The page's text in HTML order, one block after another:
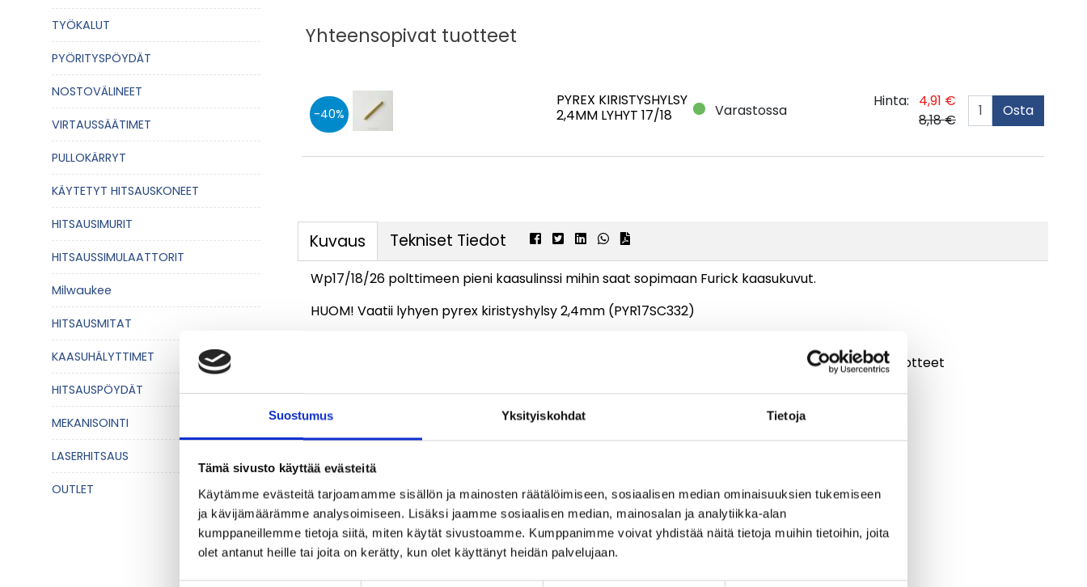
Suostumus Yksityiskohdat Tietoja
Tämä sivusto käyttää evästeitä
Käytämme evästeitä tarjoamamme sisällön ja mainosten räätälöimiseen, sosiaalisen median ominaisuuksien tukemiseen
ja kävijämäärämme analysoimiseen. Lisäksi jaamme sosiaalisen median, mainosalan ja analytiikka-alan
kumppaneillemme tietoja siitä, miten käytät sivustoamme. Kumppanimme voivat yhdistää näitä tietoja muihin tietoihin, joita
olet antanut heille tai joita on kerätty, kun olet käyttänyt heidän palvelujaan.
TYÖKALUT
PYÖRITYSPÖYDÄT
NOSTOVÄLINEET
VIRTAUSSÄÄTIMET
PULLOKÄRRYT
KÄYTETYT HITSAUSKONEET
HITSAUSIMURIT
HITSAUSSIMULAATTORIT
Milwaukee
HITSAUSMITAT
KAASUHÄLYTTIMET
HITSAUSPÖYDÄT
MEKANISOINTI
LASERHITSAUS
OUTLET
Yhteensopivat tuotteet
40
PYREX KIRISTYSHYLSY
2,4MM LYHYT 17/18
Varastossa
Hinta:
4,91 €
8,18 €
Osta
Kuvaus Tekniset Tiedot
Wp17/18/26 polttimeen pieni kaasulinssi mihin saat sopimaan Furick kaasukuvut.
HUOM! Vaatii lyhyen pyrex kiristyshylsy 2,4mm (PYR17SC332)
Katso myös muut FURICK -valmistajan tuotteet